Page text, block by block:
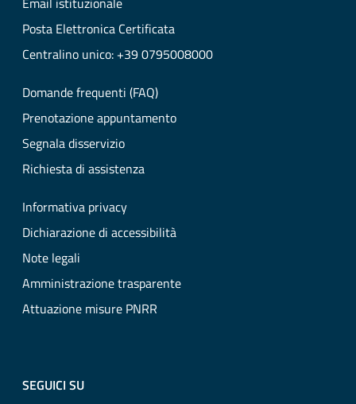
Posta Elettronica Certificata
Centralino unico: +39 0795008000
Domande frequenti (FAQ)
Prenotazione appuntamento
Segnala disservizio
Richiesta di assistenza
Informativa privacy
Dichiarazione di accessibilità
Note legali
Amministrazione trasparente
Attuazione misure PNRR
SEGUICI SU